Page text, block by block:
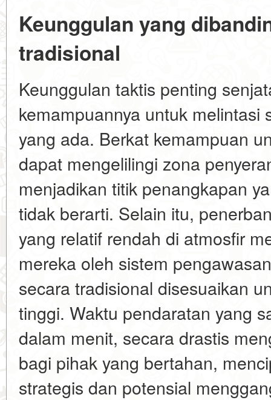
Keunggulan yang
tradisional
Keunggulan taktis penting
kemampuannya untuk melintasi
yang ada. Berkat kemampuan
dapat mengelilingi zona
menjadikan titik penangkapan
tidak berarti. Selain itu,
yang relatif rendah di atmosfir
mereka oleh sistem
secara tradisional disesuaikan
tinggi. Waktu pendaratan yang
dalam menit, secara drastis
bagi pihak yang bertahan,
strategis dan potensial